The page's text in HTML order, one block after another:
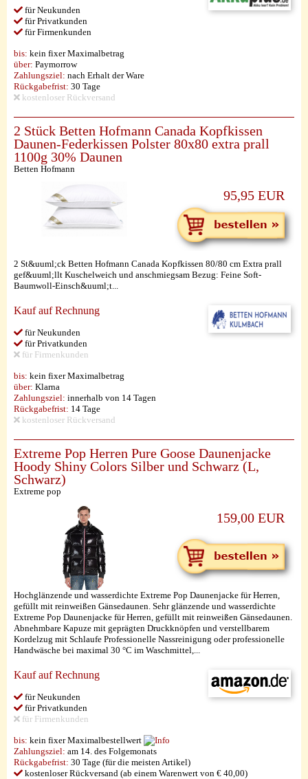
für Neukunden
für Privatkunden
für Firmenkunden
bis: kein fixer Maximalbetrag
über: Paymorrow
Zahlungsziel: nach Erhalt der Ware
Rückgabefrist: 30 Tage
kostenloser Rückversand
2 Stück Betten Hofmann Canada Kopfkissen
Daunen-Federkissen Polster 80x80 extra prall
1100g 30% Daunen
Betten Hofmann
95,95 EUR
2 St&uuml;ck Betten Hofmann Canada Kopfkissen 80/80 cm Extra prall
gef&uuml;llt Kuschelweich und anschmiegsam Bezug: Feine Soft-
Baumwoll-Einsch&uuml;t...
Kauf auf Rechnung
für Neukunden
für Privatkunden
für Firmenkunden
bis: kein fixer Maximalbetrag
über: Klarna
Zahlungsziel: innerhalb von 14 Tagen
Rückgabefrist: 14 Tage
kostenloser Rückversand
Extreme Pop Herren Pure Goose Daunenjacke
Hoody Shiny Colors Silber und Schwarz (L,
Schwarz)
Extreme pop
159,00 EUR
Hochglänzende und wasserdichte Extreme Pop Daunenjacke für Herren,
gefüllt mit reinweißen Gänsedaunen. Sehr glänzende und wasserdichte
Extreme Pop Daunenjacke für Herren, gefüllt mit reinweißen Gänsedaunen.
Abnehmbare Kapuze mit geprägten Druckknöpfen und verstellbarem
Kordelzug mit Schlaufe Professionelle Nassreinigung oder professionelle
Handwäsche bei maximal 30 °C im Waschmittel,...
Kauf auf Rechnung
für Neukunden
für Privatkunden
für Firmenkunden
bis: kein fixer Maximalbestellwert
Zahlungsziel: am 14. des Folgemonats
Rückgabefrist: 30 Tage (für die meisten Artikel)
kostenloser Rückversand (ab einem Warenwert von € 40,00)